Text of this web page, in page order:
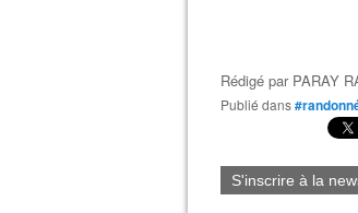
Rédigé par PARAY
Publié dans
S'inscrire à la